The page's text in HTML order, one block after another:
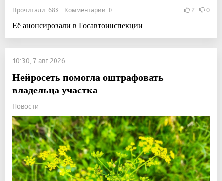
Прочитали: 683 Комментарии: 0 2 0
Её анонсировали в Госавтоинспекции
10:30, 7 авг 2026
Нейросеть помогла оштрафовать
владельца участка
Новости